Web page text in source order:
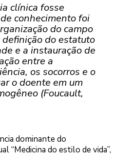
clínica fosse
conhecimento foi
do campo
do estatuto
e a instauração de
entre a
os socorros e o
o doente em um
(Foucault,
dominante do
“Medicina do estilo de vida”,